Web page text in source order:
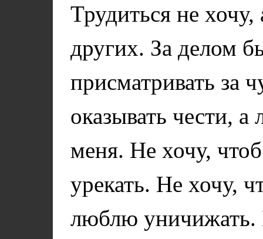
Трудиться не
других. За делом
присматривать за
оказывать чести,
меня. Не хочу,
урекать. Не хочу,
люблю уничижать.